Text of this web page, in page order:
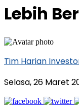
Lebih
Tim Harian
Selasa, 26 Maret